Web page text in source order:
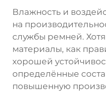
Влажность и
на
службы ремней.
материалы, как
хорошей
определённые
повышенную